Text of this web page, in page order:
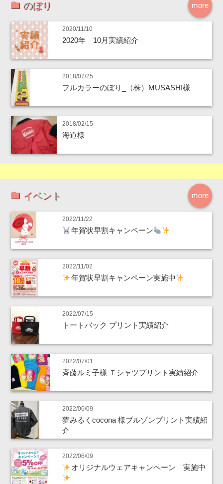
more
のぼり
2020/11/10
2020年 10月実績紹介
2018/07/25
フルカラーのぼり_（株）MUSASHI様
2018/02/15
海道様
more
イベント
2022/11/22
年賀状早割キャンペーン
2022/11/02
年賀状早割キャンペーン実施中
2022/07/15
トートバック プリント実績紹介
2022/07/01
斉藤ルミ子様 Ｔシャツプリント実績紹介
2022/06/09
夢みるくcocona 様ブルゾンプリント実績紹
介
2022/06/09
オリジナルウェアキャンペーン 実施中